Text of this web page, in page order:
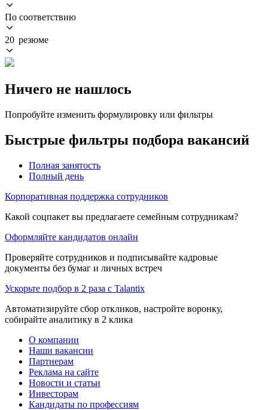
По соответствию
20 резюме
Ничего не нашлось
Попробуйте изменить формулировку или фильтры
Быстрые фильтры подбора вакансий
Полная занятость
Полный день
Корпоративная поддержка сотрудников
Какой соцпакет вы предлагаете семейным сотрудникам?
Оформляйте кандидатов онлайн
Проверяйте сотрудников и подписывайте кадровые
документы без бумаг и личных встреч
Ускорьте подбор в 2 раза с Talantix
Автоматизируйте сбор откликов, настройте воронку,
собирайте аналитику в 2 клика
О компании
Наши вакансии
Партнерам
Реклама на сайте
Новости и статьи
Инвесторам
Кандидаты по профессиям